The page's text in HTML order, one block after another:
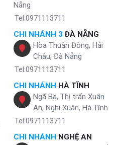
nóng lạnh Karofi
HC551-WH mang
đại
nước nóng lạnh úp bình được đánh
WH mang kiểu dáng gọn gàng,
hòa, đường nết góc cạnh bo tròn
Nẵng
Tel:0971113711
CHI NHÁNH 3 ĐÀ NẴNG
Hòa Thuận Đông, Hải
Châu, Đà Nẵng
Tel:0971113711
CHI NHÁNH HÀ TĨNH
Ngã Ba, Thị trấn Xuân
An, Nghi Xuân, Hà Tĩnh
Tel:0971113711
CHI NHÁNH NGHỆ AN